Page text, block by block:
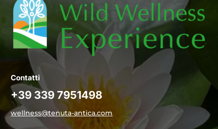
Contatti
+39 339 7951498
wellness@tenuta-antica.com